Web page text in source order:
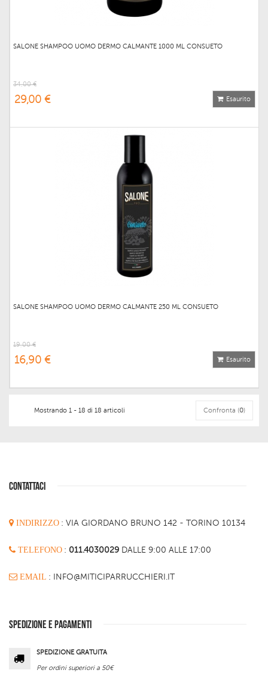
SALONE SHAMPOO UOMO DERMO CALMANTE 1000 ML CONSUETO
34,00 €
29,00 € Esaurito
SALONE SHAMPOO UOMO DERMO CALMANTE 250 ML CONSUETO
19,00 €
16,90 € Esaurito
Mostrando 1 - 18 di 18 articoli Confronta (0)
CONTATTACI
INDIRIZZO : VIA GIORDANO BRUNO 142 - TORINO 10134
TELEFONO : 011.4030029 DALLE 9:00 ALLE 17:00
EMAIL : INFO@MITICIPARRUCCHIERI.IT
SPEDIZIONE E PAGAMENTI
SPEDIZIONE GRATUITA
Per ordini superiori a 50€